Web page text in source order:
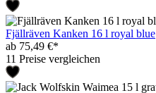
Fjällräven Kanken 16 l royal blue
ab 75,49 €*
11 Preise vergleichen